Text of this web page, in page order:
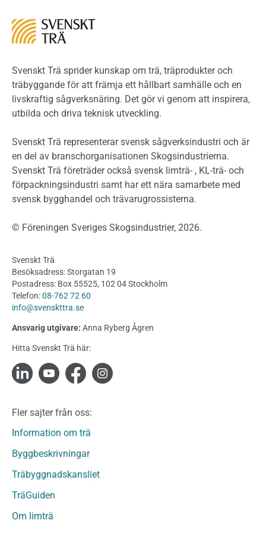
Miljöeffekter
LCA
Miljödeklarationer och märkning
Termer och förkortningar
Planering
Klimatkalkylator hallar
Projektering av trähus - generellt
Byggsystem
Fasadsystem i skivmaterial
Bullerskärmar och andra utomhuskonstruktioner
Byggnation och utförande
Utförande
Produkter
Konstruktionsvirke
Konstruktionsvirke Behandlat
Konstruktionsvirke Fingerskarvat
Konstruktionsvirke Fingerskarvat Obehandlat
Limträ
Fanerträ
Fanerträ Obehandlat
Träpanel och Utvändig beklädnad Behandlat
Träpanel och utvändig beklädnad Obehandlat
Trägolv
Svenskt Trä sprider kunskap om trä, träprodukter och
träbyggande för att främja ett hållbart samhälle och en
livskraftig sågverksnäring. Det gör vi genom att inspirera,
utbilda och driva teknisk utveckling.
Svenskt Trä representerar svensk sågverksindustri och är
en del av branschorganisationen Skogsindustrierna.
Svenskt Trä företräder också svensk limträ- , KL-trä- och
förpackningsindustri samt har ett nära samarbete med
svensk bygghandel och trävarugrossisterna.
© Föreningen Sveriges Skogsindustrier, 2026.
Svenskt Trä
Besöksadress: Storgatan 19
Postadress: Box 55525, 102 04 Stockholm
Telefon:08-762 72 60
info@svenskttra.se
Ansvarig utgivare: Anna Ryberg Ågren
Hitta Svenskt Trä här:
Fler sajter från oss:
Information om trä
Byggbeskrivningar
Träbyggnadskansliet
TräGuiden
Om limträ